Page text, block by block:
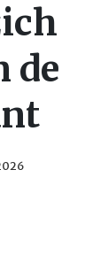
de